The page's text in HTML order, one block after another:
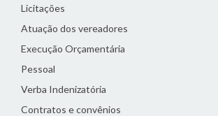
Licitações
Atuação dos vereadores
Execução Orçamentária
Pessoal
Verba Indenizatória
Contratos e convênios